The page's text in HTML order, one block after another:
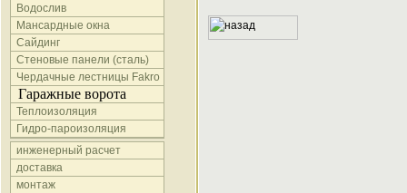
Водослив
Мансардные окна
Сайдинг
Стеновые панели (сталь)
Чердачные лестницы Fakro
Гаражные ворота
Теплоизоляция
Гидро-пароизоляция
инженерный расчет
доставка
монтаж